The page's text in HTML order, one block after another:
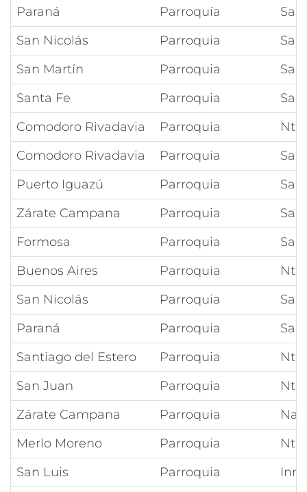
Paraná Parroquía
San Nicolás
Parroquia
San Martín
Parroquia
Santa Fe
Parroquia
Comodoro Rivadavia
Parroquia
Comodoro Rivadavia
Parroquia
Puerto Iguazú
Parroquia
Zárate Campana
Parroquia
Formosa
Parroquia
Buenos Aires
Parroquia
San Nicolás
Parroquia
Paraná
Parroquia
Santiago del Estero
Parroquia
San Juan
Parroquia
Zárate Campana
Parroquia
Merlo Moreno
Parroquia
San Luis
Parroquia